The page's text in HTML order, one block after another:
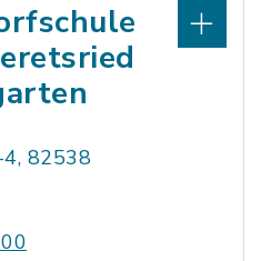
82538